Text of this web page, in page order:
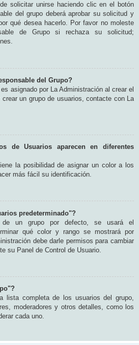
solicitar unirse haciendo clic en el botón
del grupo deberá aprobar su solicitud y
qué desea hacerlo. Por favor no moleste
de Grupo si rechaza su solicitud;
del Grupo?
asignado por La Administración al crear el
un grupo de usuarios, contacte con La
de Usuarios aparecen en diferentes
la posibilidad de asignar un color a los
más fácil su identificación.
predeterminado"?
un grupo por defecto, se usará el
qué color y rango se mostrará por
debe darle permisos para cambiar
su Panel de Control de Usuario.
lista completa de los usuarios del grupo,
moderadores y otros detalles, como los
cada uno.